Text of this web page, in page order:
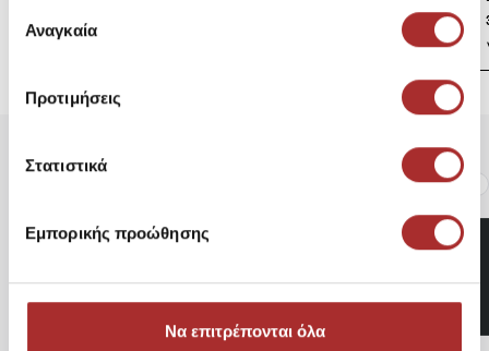
των υπηρεσιών τους.
συγκατάθεσης
Αναγκαία
Προτιμήσεις
Στατιστικά
Εμπορικής προώθησης
Να επιτρέπονται όλα
Είδατε Πρόσφατα
Pepe Jeans Kimi Glam
Κωδικός: PLS60042-836
41,21€